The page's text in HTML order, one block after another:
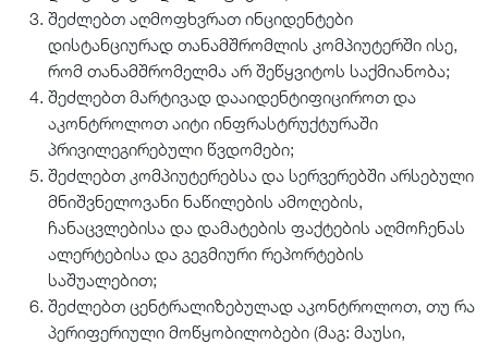
შეძლებთ აღმოფხვრათ ინციდენტები
დისტანციურად თანამშრომლის კომპიუტერში ისე,
რომ თანამშრომელმა არ შეწყვიტოს საქმიანობა;
შეძლებთ მარტივად დააიდენტიფიციროთ და
აკონტროლოთ აიტი ინფრასტრუქტურაში
პრივილეგირებული წვდომები;
შეძლებთ კომპიუტერებსა და სერვერებში არსებული
მნიშვნელოვანი ნაწილების ამოღების,
ჩანაცვლებისა და დამატების ფაქტების აღმოჩენას
ალერტებისა და გეგმიური რეპორტების
საშუალებით;
შეძლებთ ცენტრალიზებულად აკონტროლოთ, თუ რა
პერიფერიული მოწყობილობები (მაგ: მაუსი,